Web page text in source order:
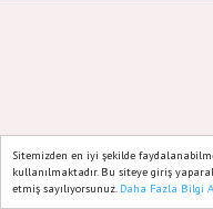
Sitemizden en iyi şekilde
kullanılmaktadır. Bu siteye giriş
etmiş sayılıyorsunuz. Daha Fazla Bilgi
Ana Sayfa Web TV